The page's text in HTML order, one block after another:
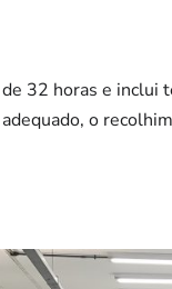
32 horas e
o